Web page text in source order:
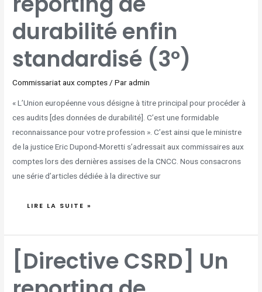
durabilité enfin
standardisé (3°)
Commissariat aux comptes / Paradmin
« L’Union européenne vous désigne à titre principal pour procéder à
ces audits [des données de durabilité]. C’est une formidable
reconnaissance pour votre profession ». C’est ainsi que le ministre
de la justice Eric Dupond-Moretti s’adressait aux commissaires aux
comptes lors des dernières assises de la CNCC. Nous consacrons
une série d’articles dédiée à la directive sur
STANDARDISÉ
(3°)
LIRE LA SUITE »
[Directive CSRD] Un
CSRD]
UN
REPORTING
ENFIN